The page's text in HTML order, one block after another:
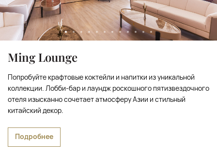
Ming Lounge
Попробуйте крафтовые коктейли и напитки из уникальной
коллекции. Лобби-бар и лаундж роскошного пятизвездочного
отеля изысканно сочетает атмосферу Азии и стильный
китайский декор.
Подробнее